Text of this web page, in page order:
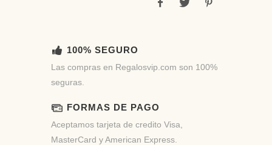
100% SEGURO
Las compras en Regalosvip.com son 100%
seguras.
FORMAS DE PAGO
Aceptamos tarjeta de credito Visa,
MasterCard y American Express.